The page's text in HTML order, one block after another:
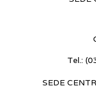
Tel.:
SEDE